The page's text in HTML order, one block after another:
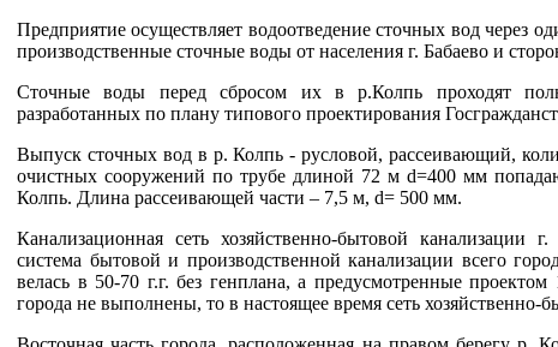
Предприятие осуществляет водоотведение сточных вод
производственные сточные воды от населения г. Бабаево и
Сточные воды перед сбросом их в р.Колпь проходят
разработанных по плану типового проектирования
Выпуск сточных вод в р. Колпь - русловой, рассеивающий,
очистных сооружений по трубе длиной 72 м d=400 мм
Колпь. Длина рассеивающей части – 7,5 м, d= 500 мм.
Канализационная сеть хозяйственно-бытовой канализации
система бытовой и производственной канализации всего
велась в 50-70 г.г. без генплана, а предусмотренные
города не выполнены, то в настоящее время сеть хозяйственно-